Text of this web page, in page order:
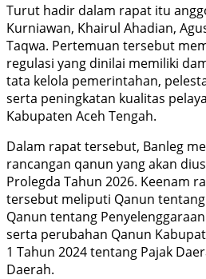
Turut hadir dalam rapat itu
Kurniawan, Khairul Ahadian,
Taqwa. Pertemuan tersebut
regulasi yang dinilai memiliki
tata kelola pemerintahan,
serta peningkatan kualitas
Kabupaten Aceh Tengah.
Dalam rapat tersebut, Banleg
rancangan qanun yang akan
Prolegda Tahun 2026. Keenam
tersebut meliputi Qanun tentang
Qanun tentang
serta perubahan Qanun
1 Tahun 2024 tentang Pajak
Daerah.